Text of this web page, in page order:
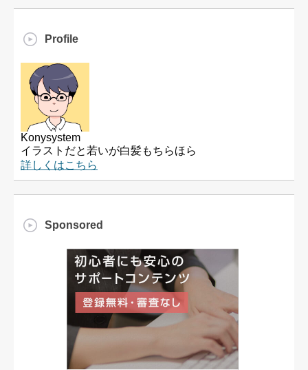
Profile
Konysystem
イラストだと若いが白髪もちらほら
詳しくはこちら
Sponsored